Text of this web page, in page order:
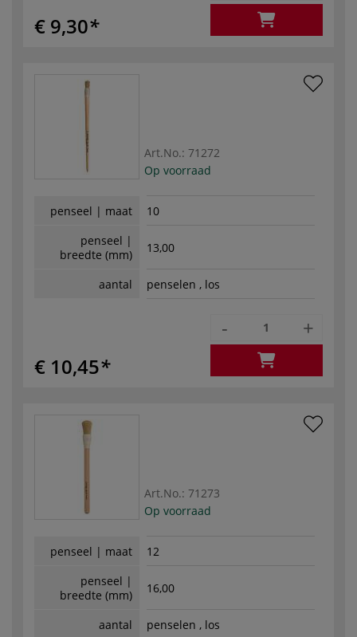
€ 9,30
Art.No.: 71272
Op voorraad
penseel | maat
10
penseel |
breedte (mm)
13,00
aantal penselen , los
€ 10,45
- +
Art.No.: 71273
Op voorraad
penseel | maat
12
penseel |
breedte (mm)
16,00
aantal penselen , los